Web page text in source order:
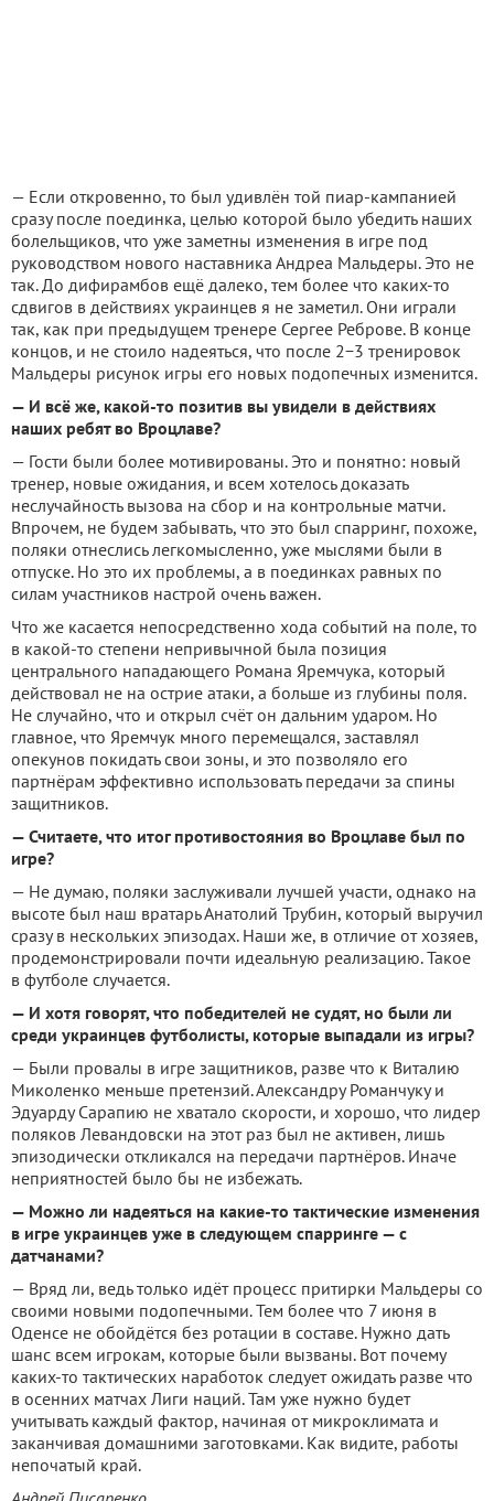
— Если откровенно, то был удивлён той пиар-кампанией
сразу после поединка, целью которой было убедить наших
болельщиков, что уже заметны изменения в игре под
руководством нового наставника Андреа Мальдеры. Это не
так. До дифирамбов ещё далеко, тем более что каких-то
сдвигов в действиях украинцев я не заметил. Они играли
так, как при предыдущем тренере Сергее Реброве. В конце
концов, и не стоило надеяться, что после 2−3 тренировок
Мальдеры рисунок игры его новых подопечных изменится.
— И всё же, какой-то позитив вы увидели в действиях
наших ребят во Вроцлаве?
— Гости были более мотивированы. Это и понятно: новый
тренер, новые ожидания, и всем хотелось доказать
неслучайность вызова на сбор и на контрольные матчи.
Впрочем, не будем забывать, что это был спарринг, похоже,
поляки отнеслись легкомысленно, уже мыслями были в
отпуске. Но это их проблемы, а в поединках равных по
силам участников настрой очень важен.
Что же касается непосредственно хода событий на поле, то
в какой-то степени непривычной была позиция
центрального нападающего Романа Яремчука, который
действовал не на острие атаки, а больше из глубины поля.
Не случайно, что и открыл счёт он дальним ударом. Но
главное, что Яремчук много перемещался, заставлял
опекунов покидать свои зоны, и это позволяло его
партнёрам эффективно использовать передачи за спины
защитников.
— Считаете, что итог противостояния во Вроцлаве был по
игре?
— Не думаю, поляки заслуживали лучшей участи, однако на
высоте был наш вратарь Анатолий Трубин, который выручил
сразу в нескольких эпизодах. Наши же, в отличие от хозяев,
продемонстрировали почти идеальную реализацию. Такое
в футболе случается.
— И хотя говорят, что победителей не судят, но были ли
среди украинцев футболисты, которые выпадали из игры?
— Были провалы в игре защитников, разве что к Виталию
Миколенко меньше претензий. Александру Романчуку и
Эдуарду Сарапию не хватало скорости, и хорошо, что лидер
поляков Левандовски на этот раз был не активен, лишь
эпизодически откликался на передачи партнёров. Иначе
неприятностей было бы не избежать.
— Можно ли надеяться на какие-то тактические изменения
в игре украинцев уже в следующем спарринге — с
датчанами?
— Вряд ли, ведь только идёт процесс притирки Мальдеры со
своими новыми подопечными. Тем более что 7 июня в
Оденсе не обойдётся без ротации в составе. Нужно дать
шанс всем игрокам, которые были вызваны. Вот почему
каких-то тактических наработок следует ожидать разве что
в осенних матчах Лиги наций. Там уже нужно будет
учитывать каждый фактор, начиная от микроклимата и
заканчивая домашними заготовками. Как видите, работы
непочатый край.